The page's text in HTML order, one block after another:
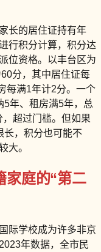
长的居住证持有年
行积分计算，积分达
位资格。以丰台区为
分，其中居住证每
每满1年计2分。一个
5年、租房满5年，总
超过门槛。但如果
长，积分也可能不
大。
家庭的“第二
际学校成为许多非京
年数据，全市民